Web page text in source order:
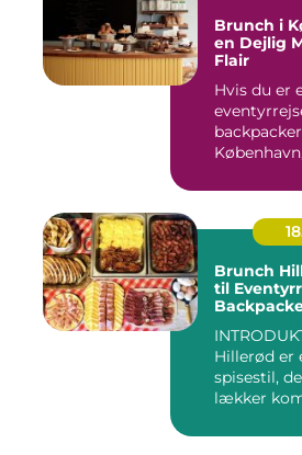
Brunch i
en Dejlig
Flair
Hvis du er
Brunch
til
Hillerød er
spisestil,
lækker